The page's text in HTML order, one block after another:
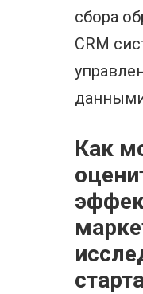
сбора
CRM
Как